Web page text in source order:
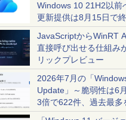
Windows 10 21H2以前
更新提供は8月15日で
JavaScriptからWinRT
直接呼び出せる仕組み
リックプレビュー
2026年7月の「
Update」～脆弱性は6
3倍で622件、過去最多
幅に更新